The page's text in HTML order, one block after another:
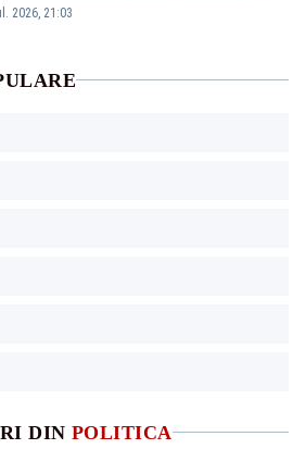
DIN POLITICA
să își dea seama
2026, 21:03